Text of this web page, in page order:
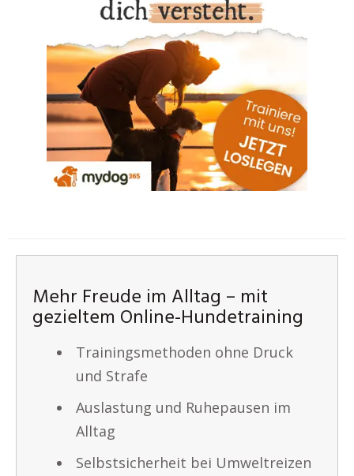
Mehr Freude im Alltag – mit
gezieltem Online-Hundetraining
Trainingsmethoden ohne Druck
und Strafe
Auslastung und Ruhepausen im
Alltag
Selbstsicherheit bei Umweltreizen